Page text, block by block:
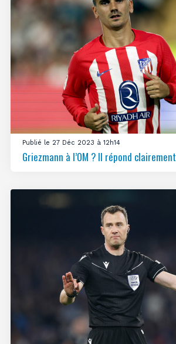
Publié le 27 Déc 2023 à 12h14
Griezmann à l’OM ? Il répond clairement